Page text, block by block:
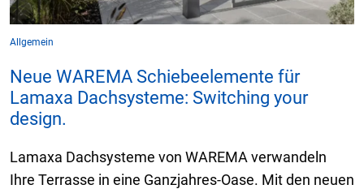
Allgemein
Neue WAREMA Schiebeelemente für
Lamaxa Dachsysteme: Switching your
design.
Lamaxa Dachsysteme von WAREMA verwandeln
Ihre Terrasse in eine Ganzjahres-Oase. Mit den neuen